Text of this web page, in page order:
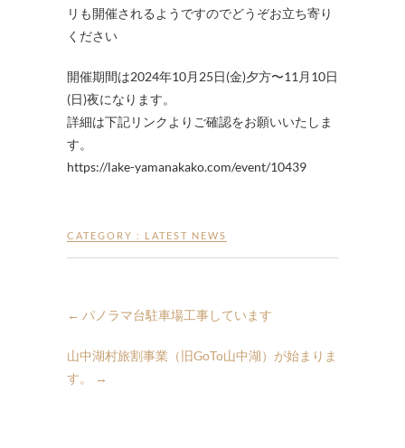
リも開催されるようですのでどうぞお立ち寄り
ください
開催期間は2024年10月25日(金)夕方〜11月10日
(日)夜になります。
詳細は下記リンクよりご確認をお願いいたしま
す。
https://lake-yamanakako.com/event/10439
CATEGORY : LATEST NEWS
← パノラマ台駐車場工事しています
山中湖村旅割事業（旧GoTo山中湖）が始まりま
す。
→